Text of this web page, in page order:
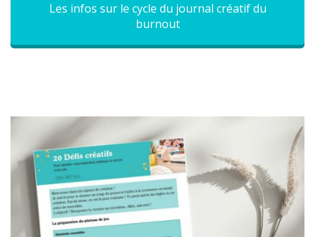
Les infos sur le cycle du journal créatif du
burnout